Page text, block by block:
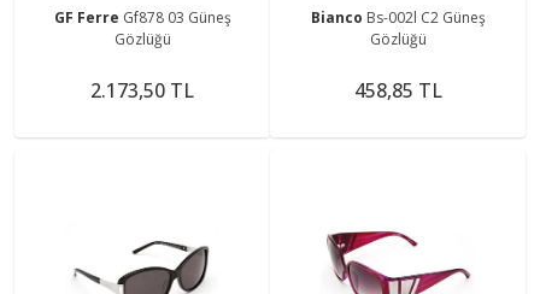
GF Ferre Gf878 03 Güneş
Gözlüğü
2.173,50 TL
Bianco Bs-002l C2 Güneş
Gözlüğü
458,85 TL